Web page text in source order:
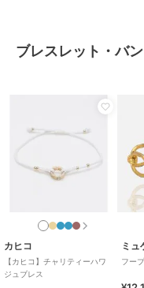
ブレスレット・バ
カヒコ
【カヒコ】チャリティーハワ
ジュブレス
ミュ
フー